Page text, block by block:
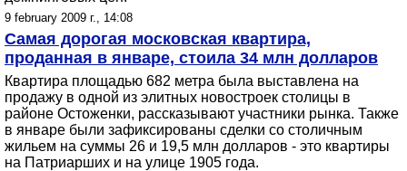
9 february 2009 г., 14:08
Самая дорогая московская квартира,
проданная в январе, стоила 34 млн долларов
Квартира площадью 682 метра была выставлена на
продажу в одной из элитных новостроек столицы в
районе Остоженки, рассказывают участники рынка. Также
в январе были зафиксированы сделки со столичным
жильем на суммы 26 и 19,5 млн долларов - это квартиры
на Патриарших и на улице 1905 года.